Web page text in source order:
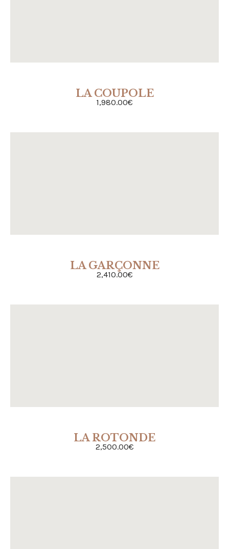
LA COUPOLE
1,980.00€
ACHETER
LA GARÇONNE
2,410.00€
ACHETER
LA ROTONDE
2,500.00€
ACHETER